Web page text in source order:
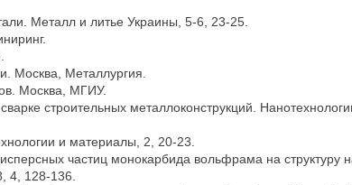
Металл и литье Украины, 5-6, 23-25.
Москва, Металлургия.
Москва, МГИУ.
строительных металлоконструкций.
и материалы, 2, 20-23.
частиц монокарбида вольфрама на структуру
4, 128-136.